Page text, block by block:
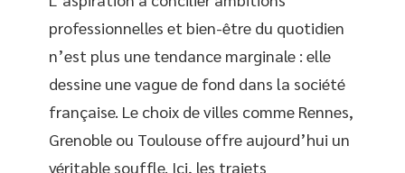
professionnelles et bien-être du quotidien
n’est plus une tendance marginale : elle
dessine une vague de fond dans la société
française. Le choix de villes comme Rennes,
Grenoble ou Toulouse offre aujourd’hui un
véritable souffle. Ici, les trajets